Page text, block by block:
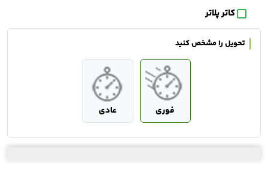
کاتر پلاتر
تحویل را مشخص کنید
فوری عادی